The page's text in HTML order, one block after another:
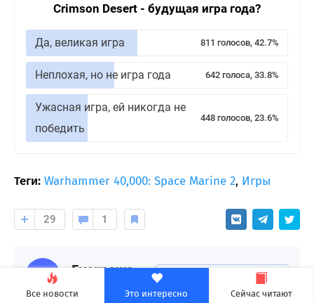
Все новости Это интересно Сейчас читают
Crimson Desert - будущая игра года?
Да, великая игра 811 голосов, 42.7%
Неплохая, но не игра года 642 голоса, 33.8%
Ужасная игра, ей никогда не
победить
448 голосов, 23.6%
Теги: Warhammer 40,000: Space Marine 2, Игры
29 1
Evernews Подписаться на автора